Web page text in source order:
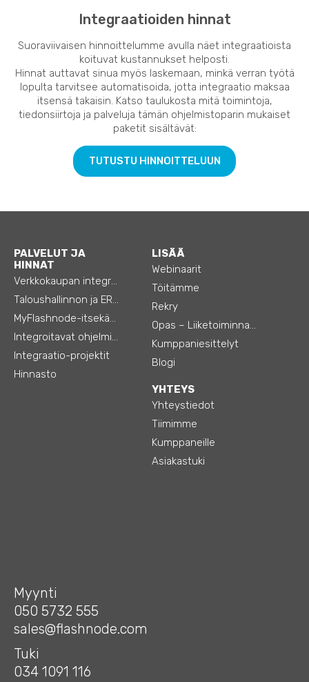
Integraatioiden hinnat
Suoraviivaisen hinnoittelumme avulla näet integraatioista
koituvat kustannukset helposti.
Hinnat auttavat sinua myös laskemaan, minkä verran työtä
lopulta tarvitsee automatisoida, jotta integraatio maksaa
itsensä takaisin. Katso taulukosta mitä toimintoja,
tiedonsiirtoja ja palveluja tämän ohjelmistoparin mukaiset
paketit sisältävät:
TUTUSTU HINNOITTELUUN
PALVELUT JA
HINNAT
Verkkokaupan integraatiot
Taloushallinnon ja ERP:n integraatiot
MyFlashnode-itsekäyttö-automaatio
Integroitavat ohjelmistot
Integraatio-projektit
Hinnasto
LISÄÄ
Webinaarit
Töitämme
Rekry
Opas – Liiketoiminnan tehostamiseen
Kumppaniesittelyt
Blogi
YHTEYS
Yhteystiedot
Tiimimme
Kumppaneille
Asiakastuki
Myynti
050 5732 555
sales@flashnode.com
Tuki
034 1091 116